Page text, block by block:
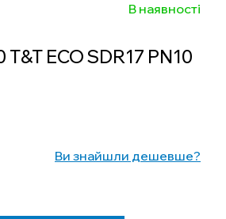
В наявності
ECO SDR17 PN10
Ви знайшли дешевше?